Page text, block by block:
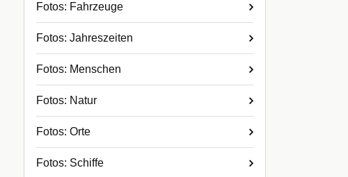
Fotos: Fahrzeuge
Fotos: Jahreszeiten
Fotos: Menschen
Fotos: Natur
Fotos: Orte
Fotos: Schiffe